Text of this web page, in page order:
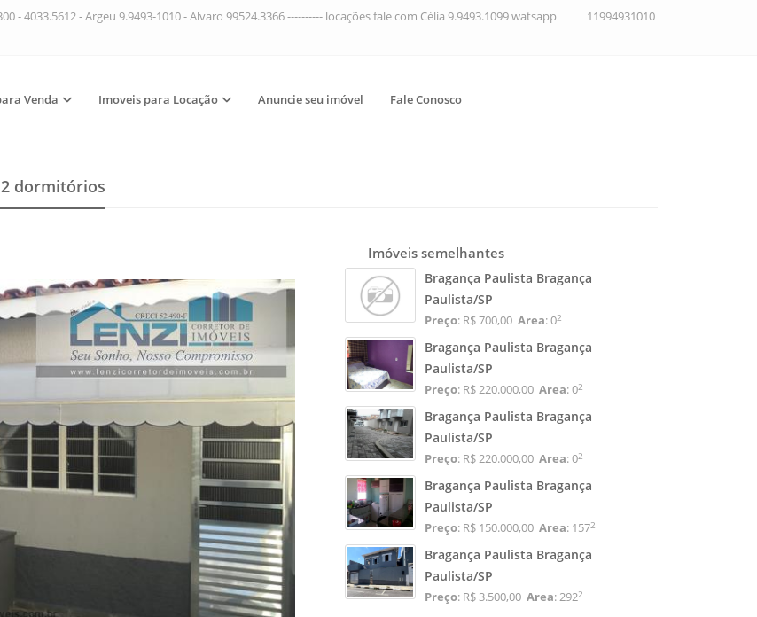
- 4033.5612 - Argeu 9.9493-1010 - Alvaro 99524.3366 ---------- locações fale com Célia 9.9493.1099 watsapp
11994931010
Venda Imoveis para Locação Anuncie seu imóvel Fale Conosco
dormitórios
Imóveis semelhantes
Bragança Paulista Bragança
Paulista/SP
Preço: R$ 700,00 Area: 02
Bragança Paulista Bragança
Paulista/SP
Preço: R$ 220.000,00 Area: 02
Bragança Paulista Bragança
Paulista/SP
Preço: R$ 220.000,00 Area: 02
Bragança Paulista Bragança
Paulista/SP
Preço: R$ 150.000,00 Area: 1572
Bragança Paulista Bragança
Paulista/SP
Preço: R$ 3.500,00 Area: 2922